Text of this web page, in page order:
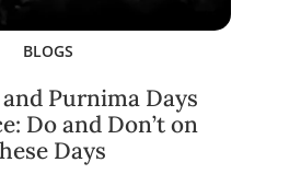
BLOGS
Purnima Days
Do and Don’t on
Days